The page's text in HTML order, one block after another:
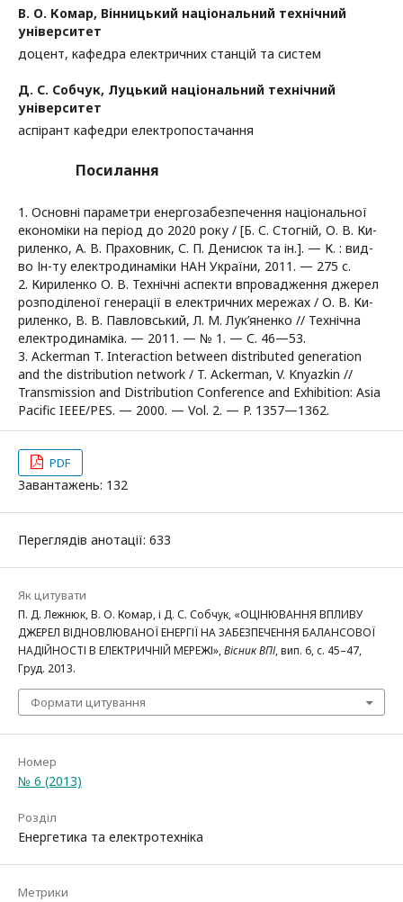
В. О. Комар, Вінницький національний технічний
університет
доцент, кафедра електричних станцій та систем
Д. С. Собчук, Луцький національний технічний
університет
аспірант кафедри електропостачання
Посилання
1. Основні параметри енергозабезпечення національної
економіки на період до 2020 року / [Б. С. Стогній, О. В. Ки-
риленко, А. В. Праховник, С. П. Денисюк та ін.]. — К. : вид-
во Ін-ту електродинаміки НАН України, 2011. — 275 с.
2. Кириленко О. В. Технічні аспекти впровадження джерел
розподіленої генерації в електричних мережах / О. В. Ки-
риленко, В. В. Павловський, Л. М. Лук’яненко // Технічна
електродинаміка. — 2011. — № 1. — С. 46—53.
3. Ackerman T. Interaction between distributed generation
and the distribution network / T. Ackerman, V. Knyazkin //
Transmission and Distribution Conference and Exhibition: Asia
Pacific IEEE/PES. — 2000. — Vol. 2. — P. 1357—1362.
PDF
Завантажень: 132
Переглядів анотації: 633
Як цитувати
П. Д. Лежнюк, В. О. Комар, і Д. С. Собчук, «ОЦІНЮВАННЯ ВПЛИВУ
ДЖЕРЕЛ ВІДНОВЛЮВАНОЇ ЕНЕРГІЇ НА ЗАБЕЗПЕЧЕННЯ БАЛАНСОВОЇ
НАДІЙНОСТІ В ЕЛЕКТРИЧНІЙ МЕРЕЖІ»,Вісник ВПІ, вип. 6, с. 45–47,
Груд. 2013.
Формати цитування
Номер
№ 6 (2013)
Розділ
Енергетика та електротехніка
Метрики